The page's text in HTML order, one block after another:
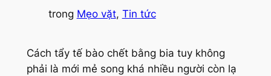
trong Mẹo vặt, Tin tức
Cách tẩy tế bào chết bằng bia tuy không
phải là mới mẻ song khá nhiều người còn lạ